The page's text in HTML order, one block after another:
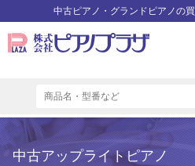
中古ピアノ・グランドピアノの
中古アップライトピアノ